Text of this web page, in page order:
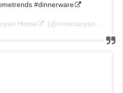
#dinnerware
Home (@crowcanyonhome) on